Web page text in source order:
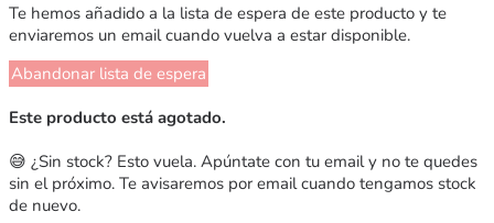
Te hemos añadido a la lista de espera de este producto y te
enviaremos un email cuando vuelva a estar disponible.
Abandonar lista de espera
Este producto está agotado.
😅 ¿Sin stock? Esto vuela. Apúntate con tu email y no te quedes
sin el próximo. Te avisaremos por email cuando tengamos stock
de nuevo.